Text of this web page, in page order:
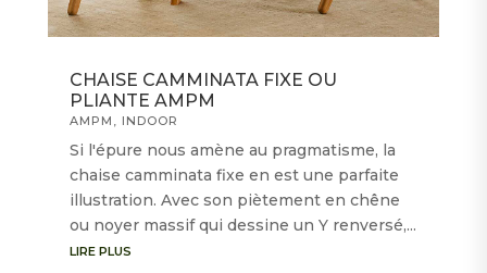
CHAISE CAMMINATA FIXE OU
PLIANTE AMPM
AMPM , INDOOR
Si l'épure nous amène au pragmatisme, la
chaise camminata fixe en est une parfaite
illustration. Avec son piètement en chêne
ou noyer massif qui dessine un Y renversé,...
LIRE PLUS